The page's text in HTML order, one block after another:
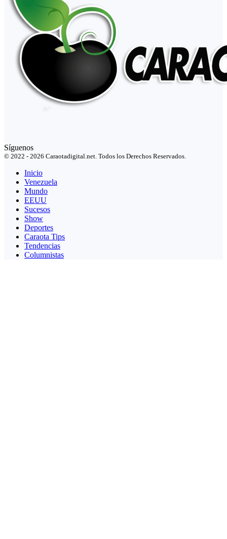
Síguenos
© 2022 - 2026 Caraotadigital.net. Todos los Derechos Reservados.
Inicio
Venezuela
Mundo
EEUU
Sucesos
Show
Deportes
Caraota Tips
Tendencias
Columnistas